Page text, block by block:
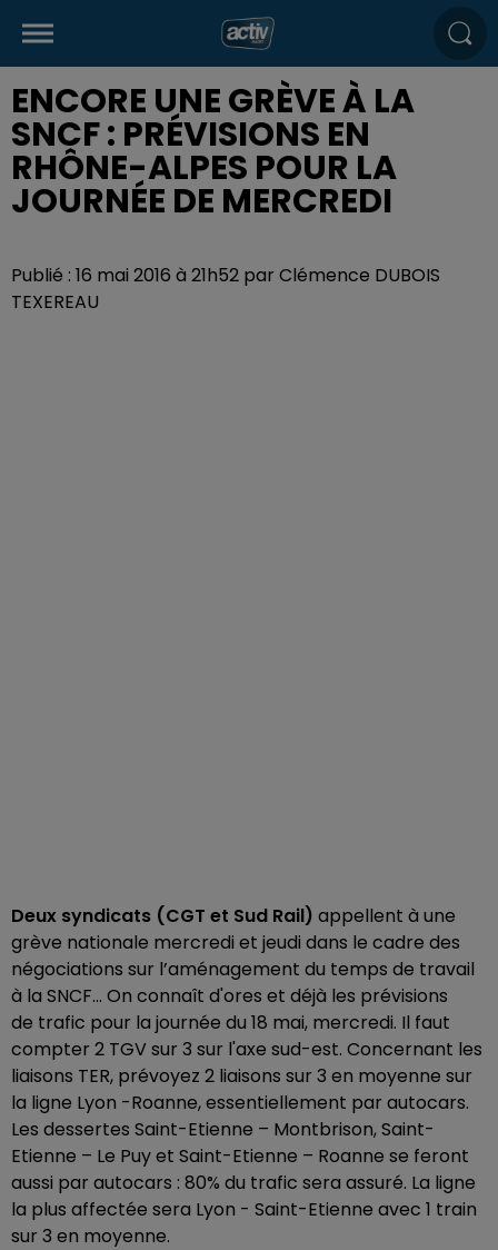
ENCORE UNE GRÈVE À LA
SNCF : PRÉVISIONS EN
RHÔNE-ALPES POUR LA
JOURNÉE DE MERCREDI
Publié : 16 mai 2016 à 21h52 par Clémence DUBOIS
TEXEREAU
Deux syndicats (CGT et Sud Rail) appellent à une
grève nationale mercredi et jeudi dans le cadre des
négociations sur l’aménagement du temps de travail
à la SNCF... On connaît d'ores et déjà les prévisions
de trafic pour la journée du 18 mai, mercredi. Il faut
compter 2 TGV sur 3 sur l'axe sud-est. Concernant les
liaisons TER, prévoyez 2 liaisons sur 3 en moyenne sur
la ligne Lyon -Roanne, essentiellement par autocars.
Les dessertes Saint-Etienne – Montbrison, Saint-
Etienne – Le Puy et Saint-Etienne – Roanne se feront
aussi par autocars : 80% du trafic sera assuré. La ligne
la plus affectée sera Lyon - Saint-Etienne avec 1 train
sur 3 en moyenne.